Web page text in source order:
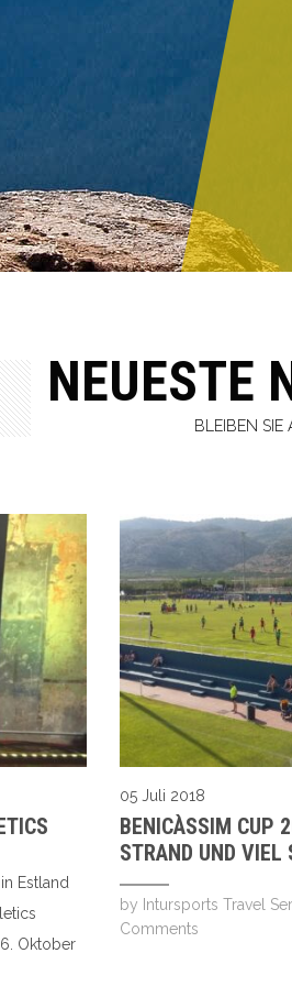
NEUESTE
BLEIBEN SIE
Estland
Oktober
05 Juli 2018
BENICÀSSIM CUP
TRAND UND VIEL
by Intursports Travel
Comments